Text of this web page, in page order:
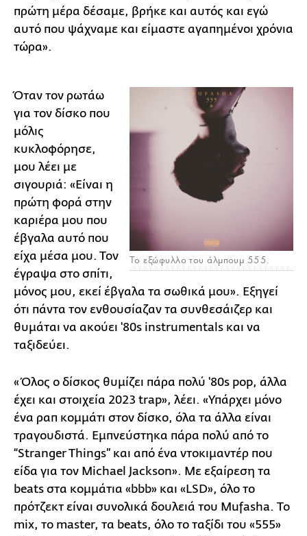
πρώτη μέρα δέσαμε, βρήκε και αυτός και εγώ
αυτό που ψάχναμε και είμαστε αγαπημένοι χρόνια
τώρα».
Το εξώφυλλο του άλμπουμ 555.
Όταν τον ρωτάω
για τον δίσκο που
μόλις
κυκλοφόρησε,
μου λέει με
σιγουριά: «Είναι η
πρώτη φορά στην
καριέρα μου που
έβγαλα αυτό που
είχα μέσα μου. Τον
έγραψα στο σπίτι,
μόνος μου, εκεί έβγαλα τα σωθικά μου». Εξηγεί
ότι πάντα τον ενθουσίαζαν τα συνθεσάιζερ και
θυμάται να ακούει '80s instrumentals και να
ταξιδεύει.
«Όλος ο δίσκος θυμίζει πάρα πολύ '80s pop, άλλα
έχει και στοιχεία 2023 trap», λέει. «Υπάρχει μόνο
ένα ραπ κομμάτι στον δίσκο, όλα τα άλλα είναι
τραγουδιστά. Εμπνεύστηκα πάρα πολύ από το
“Stranger Things” και από ένα ντοκιμαντέρ που
είδα για τον Michael Jackson». Με εξαίρεση τα
beats στα κομμάτια «bbb» και «LSD», όλο το
πρότζεκτ είναι συνολικά δουλειά του Mufasha. Το
mix, το master, τα beats, όλο το ταξίδι του «555»